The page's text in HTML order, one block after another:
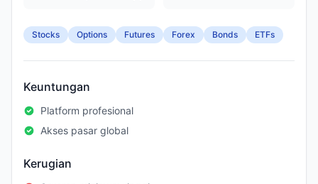
Stocks Options Futures Forex Bonds ETFs
Keuntungan
Platform profesional
Akses pasar global
Kerugian